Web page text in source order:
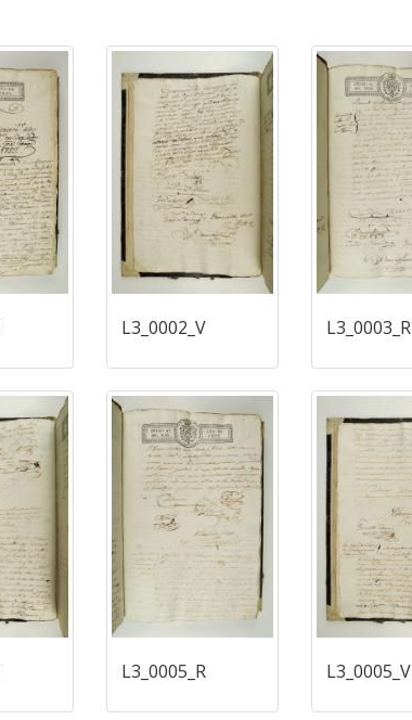
L3_0002_V L3_0003_R
L3_0005_R L3_0005_V